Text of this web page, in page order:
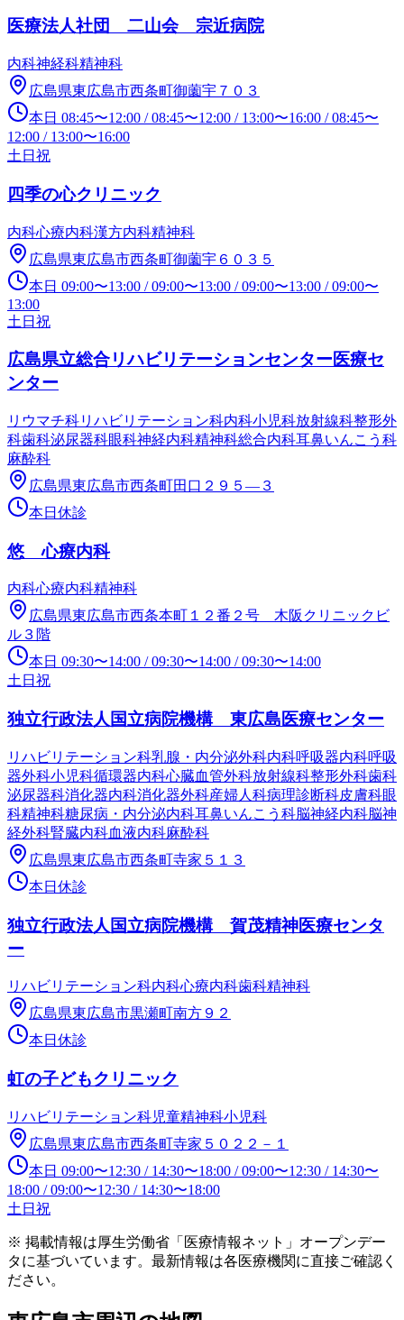
医療法人社団 二山会 宗近病院
内科神経科精神科
広島県東広島市西条町御薗宇７０３
本日 08:45〜12:00 /08:45〜12:00 / 13:00〜16:00 /08:45〜
12:00 / 13:00〜16:00
土日祝
四季の心クリニック
内科心療内科漢方内科精神科
広島県東広島市西条町御薗宇６０３５
本日 09:00〜13:00 /09:00〜13:00 /09:00〜13:00 /09:00〜
13:00
土日祝
広島県立総合リハビリテーションセンター医療セ
ンター
リウマチ科リハビリテーション科内科小児科放射線科整形外
科歯科泌尿器科眼科神経内科精神科総合内科耳鼻いんこう科
麻酔科
広島県東広島市西条町田口２９５―３
本日休診
悠 心療内科
内科心療内科精神科
広島県東広島市西条本町１２番２号 木阪クリニックビ
ル３階
本日 09:30〜14:00 /09:30〜14:00 /09:30〜14:00
土日祝
独立行政法人国立病院機構 東広島医療センター
リハビリテーション科乳腺・内分泌外科内科呼吸器内科呼吸
器外科小児科循環器内科心臓血管外科放射線科整形外科歯科
泌尿器科消化器内科消化器外科産婦人科病理診断科皮膚科眼
科精神科糖尿病・内分泌内科耳鼻いんこう科脳神経内科脳神
経外科腎臓内科血液内科麻酔科
広島県東広島市西条町寺家５１３
本日休診
独立行政法人国立病院機構 賀茂精神医療センタ
ー
リハビリテーション科内科心療内科歯科精神科
広島県東広島市黒瀬町南方９２
本日休診
虹の子どもクリニック
リハビリテーション科児童精神科小児科
広島県東広島市西条町寺家５０２２－１
本日 09:00〜12:30 / 14:30〜18:00 /09:00〜12:30 / 14:30〜
18:00 /09:00〜12:30 / 14:30〜18:00
土日祝
※ 掲載情報は厚生労働省「医療情報ネット」オープンデー
タに基づいています。最新情報は各医療機関に直接ご確認く
ださい。